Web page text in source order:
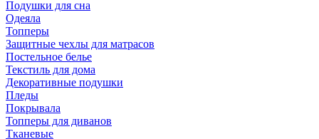
Подушки для сна
Одеяла
Топперы
Защитные чехлы для матрасов
Постельное белье
Текстиль для дома
Декоративные подушки
Пледы
Покрывала
Топперы для диванов
Тканевые